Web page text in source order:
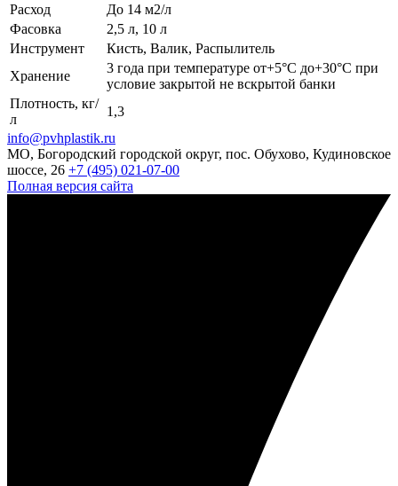
Расход
До 14 м2/л
Фасовка
2,5 л, 10 л
Инструмент
Кисть, Валик, Распылитель
Хранение
3 года при температуре от+5°С до+30°С при
условие закрытой не вскрытой банки
Плотность, кг/
л
1,3
info@pvhplastik.ru
МО, Богородский городской округ, пос. Обухово, Кудиновское
шоссе, 26 +7 (495) 021-07-00
Полная версия сайта